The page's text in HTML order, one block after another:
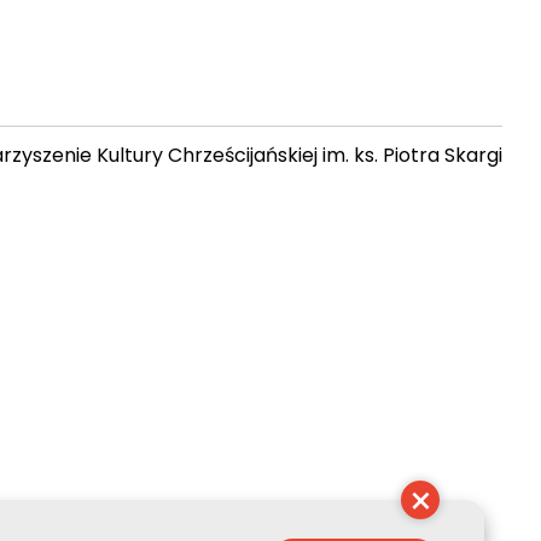
Kultury Chrześcijańskiej im. ks. Piotra Skargi
×